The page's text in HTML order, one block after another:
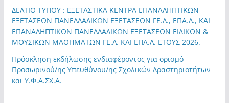
ΔΕΛΤΙΟ ΤΥΠΟΥ : ΕΞΕΤΑΣΤΙΚΑ ΚΕΝΤΡΑ ΕΠΑΝΑΛΗΠΤΙΚΩΝ
ΕΞΕΤΑΣΕΩΝ ΠΑΝΕΛΛΑΔΙΚΩΝ ΕΞΕΤΑΣΕΩΝ ΓΕ.Λ., ΕΠΑ.Λ., ΚΑΙ
ΕΠΑΝΑΛΗΠΤΙΚΩΝ ΠΑΝΕΛΛΑΔΙΚΩΝ ΕΞΕΤΑΣΕΩΝ ΕΙΔΙΚΩΝ &
ΜΟΥΣΙΚΩΝ ΜΑΘΗΜΑΤΩΝ ΓΕ.Λ. ΚΑΙ ΕΠΑ.Λ. ΕΤΟΥΣ 2026.
Πρόσκληση εκδήλωσης ενδιαφέροντος για ορισμό
Προσωρινού/ης Υπευθύνου/ης Σχολικών Δραστηριοτήτων
και Υ.Φ.Α.ΣΧ.Α.